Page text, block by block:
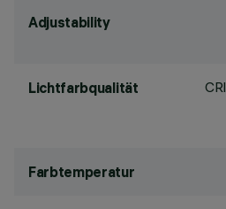
Adjustability
Lichtfarbqualität CRI
Farbtemperatur